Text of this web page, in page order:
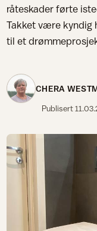
råteskader førte
Takket være kyndig
til et
CHERA
Publisert